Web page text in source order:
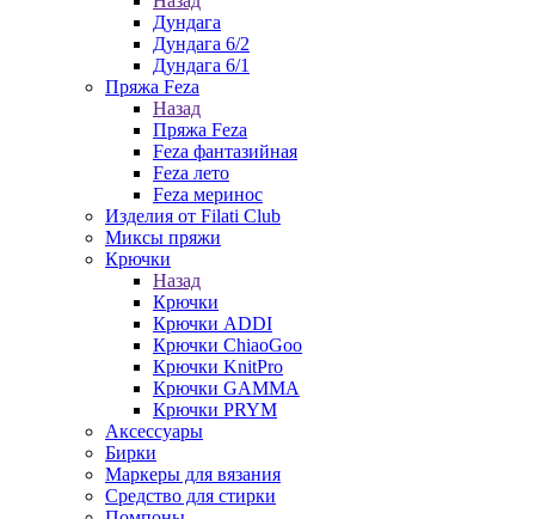
Дундага
Дундага 6/2
Дундага 6/1
Пряжа Feza
Назад
Пряжа Feza
Feza фантазийная
Feza лето
Feza меринос
Изделия от Filati Club
Миксы пряжи
Крючки
Назад
Крючки
Крючки ADDI
Крючки ChiaoGoo
Крючки KnitPro
Крючки GAMMA
Крючки PRYM
Аксессуары
Бирки
Маркеры для вязания
Средство для стирки